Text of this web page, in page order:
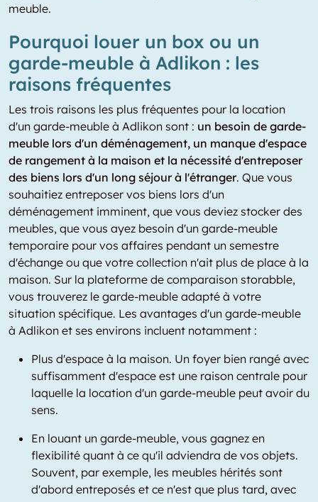
meuble.
Pourquoi louer un box ou un
garde-meuble à Adlikon : les
raisons fréquentes
Les trois raisons les plus fréquentes pour la location
d'un garde-meuble à Adlikon sont : un besoin de garde-
meuble lors d'un déménagement, un manque d'espace
de rangement à la maison et la nécessité d'entreposer
des biens lors d'un long séjour à l'étranger. Que vous
souhaitiez entreposer vos biens lors d'un
déménagement imminent, que vous deviez stocker des
meubles, que vous ayez besoin d'un garde-meuble
temporaire pour vos affaires pendant un semestre
d'échange ou que votre collection n'ait plus de place à la
maison. Sur la plateforme de comparaison storabble,
vous trouverez le garde-meuble adapté à votre
situation spécifique. Les avantages d'un garde-meuble
à Adlikon et ses environs incluent notamment :
Plus d'espace à la maison. Un foyer bien rangé avec
suffisamment d'espace est une raison centrale pour
laquelle la location d'un garde-meuble peut avoir du
sens.
En louant un garde-meuble, vous gagnez en
flexibilité quant à ce qu'il adviendra de vos objets.
Souvent, par exemple, les meubles hérités sont
d'abord entreposés et ce n'est que plus tard, avec